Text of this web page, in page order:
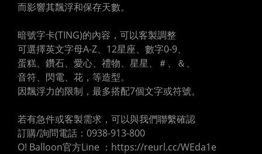
而影響其飄浮和保存天數。
暗號字卡(TING)的內容，可以客製調整
可選擇英文字母A-Z、12星座、數字0-9、
蛋糕、鑽石、愛心、禮物、星星、＃、＆、
音符、閃電、花，等造型。
因飄浮力的限制，最多搭配7個文字或符號。
若有急件或客製需求，可以與我們聯繫確認
訂購/詢問電話：0938-913-800
O! Balloon官方Line ：https://reurl.cc/WEda1e